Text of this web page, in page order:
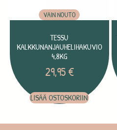
VAIN NOUTO
TESSU
KALKKUNANJAUHELIHAKUVIO
4,8KG
29,95€
LISÄÄ OSTOSKORIIN